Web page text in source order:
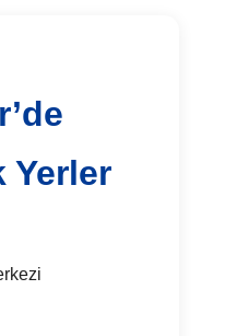
Yerler